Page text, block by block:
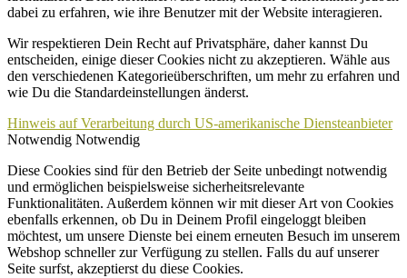
dabei zu erfahren, wie ihre Benutzer mit der Website interagieren.
Wir respektieren Dein Recht auf Privatsphäre, daher kannst Du
entscheiden, einige dieser Cookies nicht zu akzeptieren. Wähle aus
den verschiedenen Kategorieüberschriften, um mehr zu erfahren und
wie Du die Standardeinstellungen änderst.
Hinweis auf Verarbeitung durch US-amerikanische Diensteanbieter
Notwendig Notwendig
Diese Cookies sind für den Betrieb der Seite unbedingt notwendig
und ermöglichen beispielsweise sicherheitsrelevante
Funktionalitäten. Außerdem können wir mit dieser Art von Cookies
ebenfalls erkennen, ob Du in Deinem Profil eingeloggt bleiben
möchtest, um unsere Dienste bei einem erneuten Besuch im unserem
Webshop schneller zur Verfügung zu stellen. Falls du auf unserer
Seite surfst, akzeptierst du diese Cookies.